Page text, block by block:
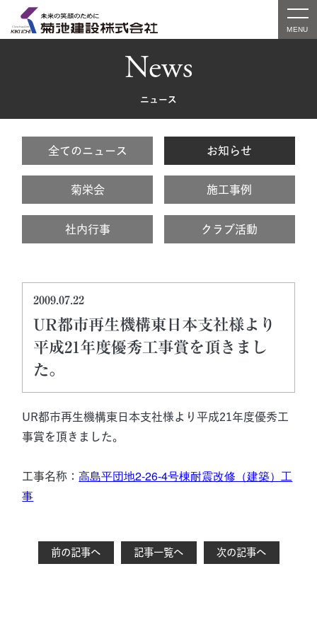
News
ニュース
全てのニュース お知らせ
菊栄会 施工事例
社内行事 クラブ活動
2009.07.22
UR都市再生機構東日本支社様より
平成21年度優秀工事賞を頂きまし
た。
UR都市再生機構東日本支社様より平成21年度優秀工
事賞を頂きました。
工事名称：高島平団地2-26-4号棟耐震改修（建築）工
事
前の記事へ 記事一覧へ 次の記事へ